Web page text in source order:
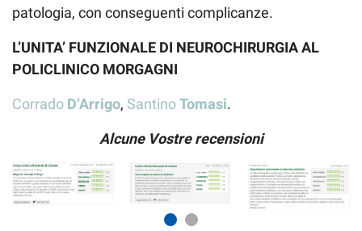
patologia, con conseguenti complicanze.
L’UNITA’ FUNZIONALE DI NEUROCHIRURGIA AL
POLICLINICO MORGAGNI
Corrado D’Arrigo, SantinoTomasi.
Alcune Vostre recensioni